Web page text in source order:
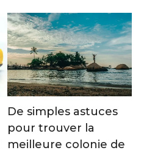
De simples astuces
pour trouver la
meilleure colonie de